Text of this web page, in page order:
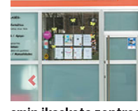
Previous